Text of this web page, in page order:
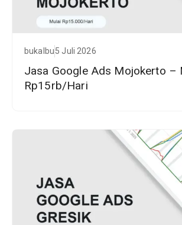
bukalbu5 Juli 2026
Jasa Google Ads Mojokerto –
Rp15rb/Hari